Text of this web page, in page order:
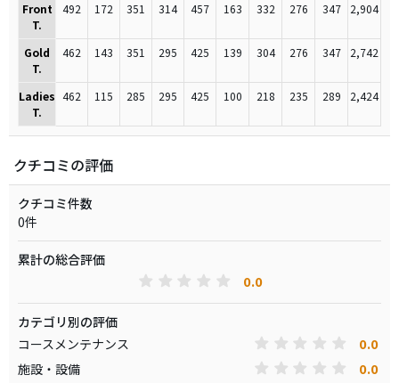
Front
T.
492 172 351 314 457 163 332 276 347 2,904
Gold
T.
462 143 351 295 425 139 304 276 347 2,742
Ladies
T.
462 115 285 295 425 100 218 235 289 2,424
クチコミの評価
クチコミ件数
0件
累計の総合評価
0.0
カテゴリ別の評価
コースメンテナンス
0.0
施設・設備 0.0